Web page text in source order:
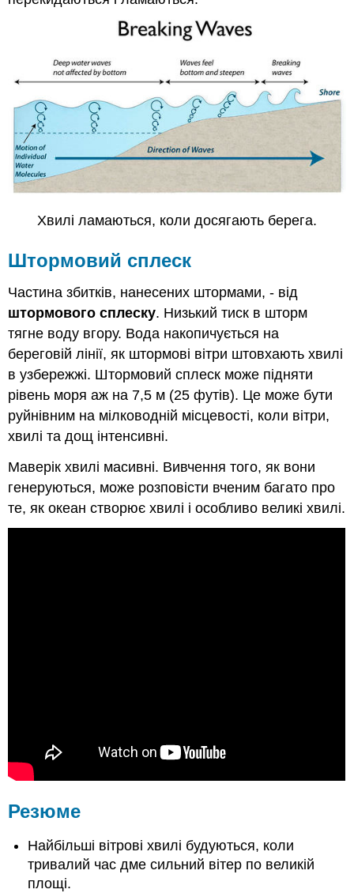
Хвилі ламаються, коли досягають берега.
Штормовий сплеск
Частина збитків, нанесених штормами, - від
штормового сплеску. Низький тиск в шторм
тягне воду вгору. Вода накопичується на
береговій лінії, як штормові вітри штовхають хвилі
в узбережжі. Штормовий сплеск може підняти
рівень моря аж на 7,5 м (25 футів). Це може бути
руйнівним на мілководній місцевості, коли вітри,
хвилі та дощ інтенсивні.
Маверік хвилі масивні. Вивчення того, як вони
генеруються, може розповісти вченим багато про
те, як океан створює хвилі і особливо великі хвилі.
Резюме
Найбільші вітрові хвилі будуються, коли
тривалий час дме сильний вітер по великій
площі.